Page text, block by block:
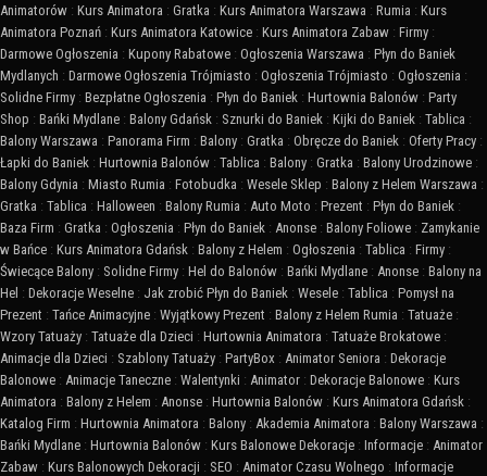
Animatorów : Kurs Animatora : Gratka : Kurs Animatora Warszawa : Rumia : Kurs
Animatora Poznań : Kurs Animatora Katowice : Kurs Animatora Zabaw : Firmy :
Darmowe Ogłoszenia : Kupony Rabatowe : Ogłoszenia Warszawa : Płyn do Baniek
Mydlanych : Darmowe Ogłoszenia Trójmiasto : Ogłoszenia Trójmiasto : Ogłoszenia :
Solidne Firmy : Bezpłatne Ogłoszenia : Płyn do Baniek : Hurtownia Balonów : Party
Shop : Bańki Mydlane : Balony Gdańsk : Sznurki do Baniek : Kijki do Baniek : Tablica :
Balony Warszawa : Panorama Firm : Balony : Gratka : Obręcze do Baniek : Oferty Pracy :
Łapki do Baniek : Hurtownia Balonów : Tablica : Balony : Gratka : Balony Urodzinowe :
Balony Gdynia : Miasto Rumia : Fotobudka : Wesele Sklep : Balony z Helem Warszawa :
Gratka : Tablica : Halloween : Balony Rumia : Auto Moto : Prezent : Płyn do Baniek :
Baza Firm : Gratka : Ogłoszenia : Płyn do Baniek : Anonse : Balony Foliowe : Zamykanie
w Bańce : Kurs Animatora Gdańsk : Balony z Helem : Ogłoszenia : Tablica : Firmy :
Świecące Balony : Solidne Firmy : Hel do Balonów : Bańki Mydlane : Anonse : Balony na
Hel : Dekoracje Weselne : Jak zrobić Płyn do Baniek : Wesele : Tablica : Pomysł na
Prezent : Tańce Animacyjne : Wyjątkowy Prezent : Balony z Helem Rumia : Tatuaże :
Wzory Tatuaży : Tatuaże dla Dzieci : Hurtownia Animatora : Tatuaże Brokatowe :
Animacje dla Dzieci : Szablony Tatuaży : PartyBox : Animator Seniora : Dekoracje
Balonowe : Animacje Taneczne : Walentynki : Animator : Dekoracje Balonowe : Kurs
Animatora : Balony z Helem : Anonse : Hurtownia Balonów : Kurs Animatora Gdańsk :
Katalog Firm : Hurtownia Animatora : Balony : Akademia Animatora : Balony Warszawa :
Bańki Mydlane : Hurtownia Balonów : Kurs Balonowe Dekoracje : Informacje : Animator
Zabaw : Kurs Balonowych Dekoracji : SEO : Animator Czasu Wolnego : Informacje